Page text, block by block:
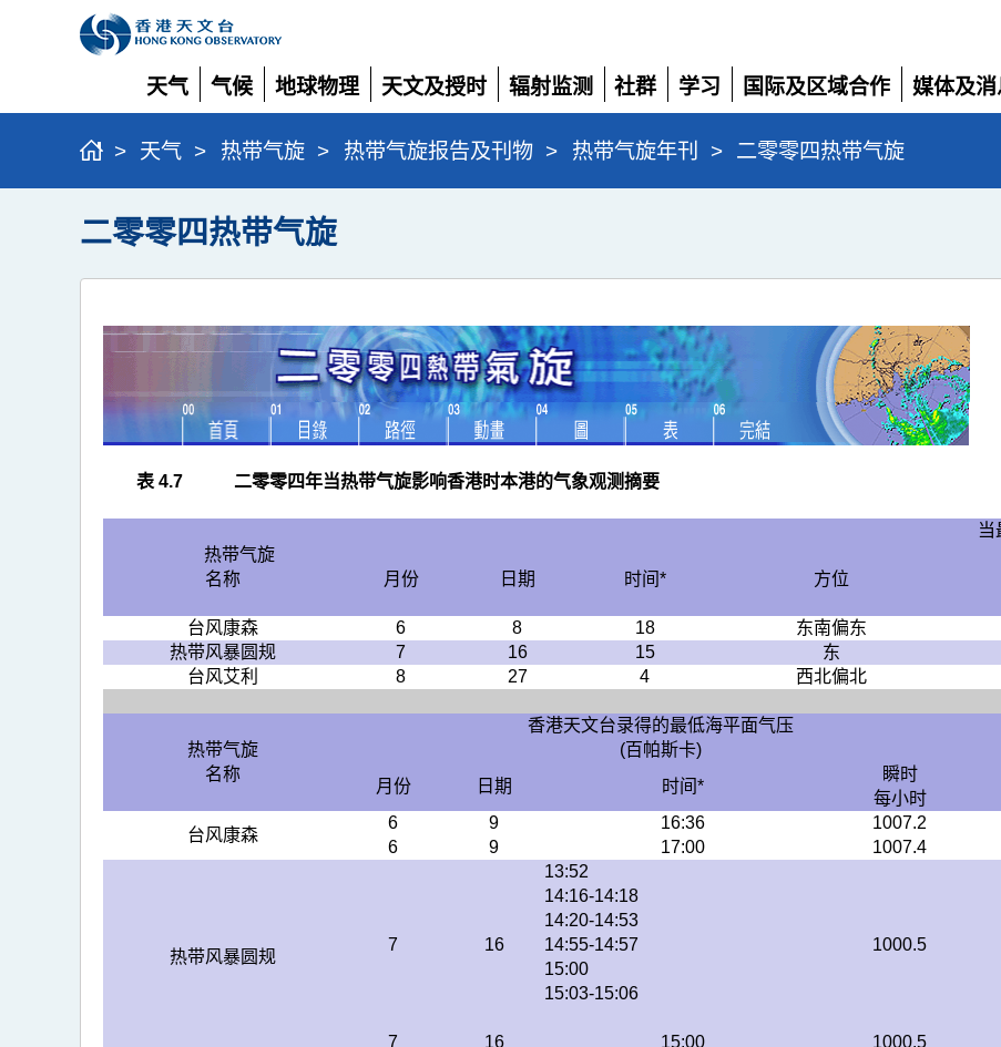
天气
展
开
气候
展
开
地球物理
展
开
天文及授时
展
开
辐射监测
展
开
社群
展
开
学习
展
开
国际及区域合作
展
开
媒体及消
展
> 天气 > 热带气旋 > 热带气旋报告及刊物 > 热带气旋年刊 > 二零零四热带气旋
二零零四热带气旋
表 4.7 二零零四年当热带气旋影响香港时本港的气象观测摘要
热带气旋
名称
当
月份 日期 时间* 方位
台风康森
6 8 18 东南偏东
热带风暴圆规
7 16 15 东
台风艾利
8 27 4 西北偏北
热带气旋
名称
香港天文台录得的最低海平面气压
(百帕斯卡)
月份
日期 时间*
瞬时
每小时
台风康森
6 9 16:36 1007.2
6 9 17:00 1007.4
热带风暴圆规
7 16
13:52
14:16-14:18
14:20-14:53
14:55-14:57
15:00
15:03-15:06
1000.5
7 16 15:00
1000.5